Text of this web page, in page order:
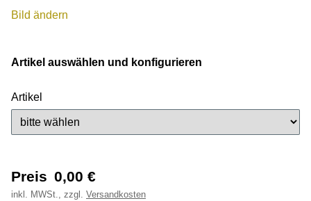
Bild ändern
Artikel auswählen und konfigurieren
Artikel
Preis 0,00 €
inkl. MWSt., zzgl. Versandkosten